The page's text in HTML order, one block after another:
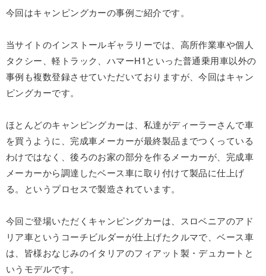
今回はキャンピングカーの事例ご紹介です。
当サイトのインストールギャラリーでは、高所作業車や個人
タクシー、軽トラック、ハマーH1といった普通乗用車以外の
事例も複数登録させていただいておりますが、今回はキャン
ピングカーです。
ほとんどのキャンピングカーは、私達がディーラーさんで車
を買うように、完成車メーカーが最終製品までつくっている
わけではなく、後ろのお家の部分を作るメーカーが、完成車
メーカーから調達したベース車に取り付けて製品に仕上げ
る。というプロセスで製造されています。
今回ご登場いただくキャンピングカーは、スロベニアのアド
リア車というコーチビルダーが仕上げたクルマで、ベース車
は、皆様おなじみのイタリアのフィアット製・デュカートと
いうモデルです。